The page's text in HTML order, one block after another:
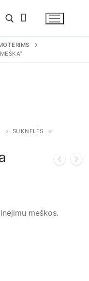
SUKNELĖS
meškos.